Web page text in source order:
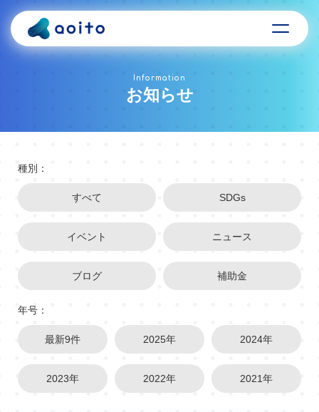
Information
お知らせ
種別：
すべて SDGs
イベント ニュース
ブログ 補助金
年号：
最新9件 2025年 2024年
2023年 2022年 2021年